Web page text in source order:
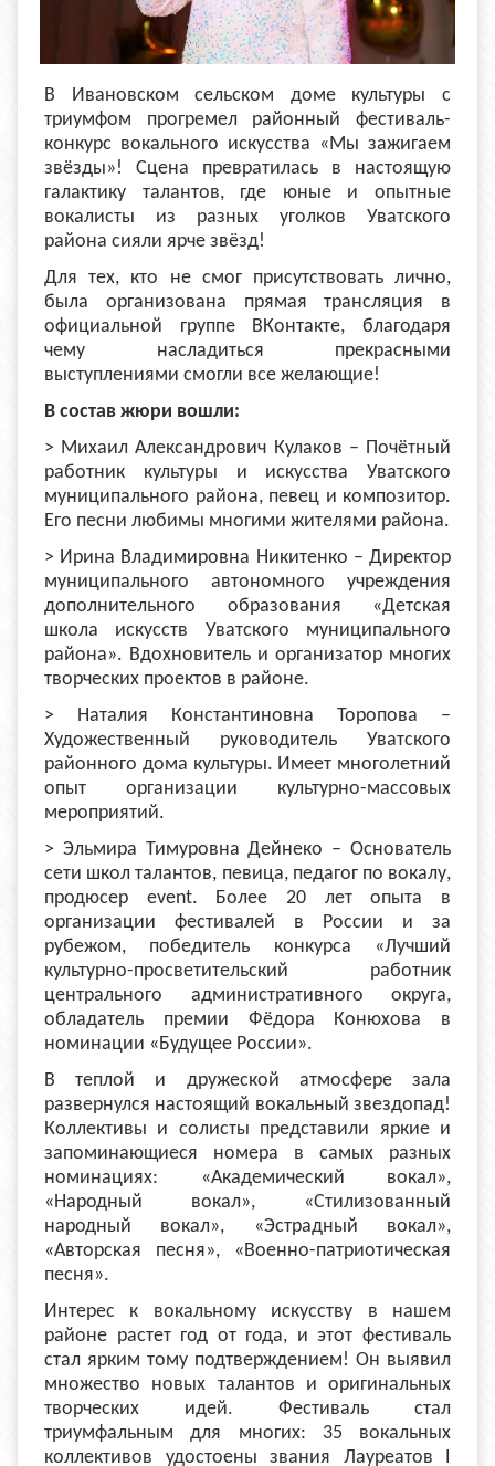
В Ивановском сельском доме культуры с
триумфом прогремел районный фестиваль-
конкурс вокального искусства «Мы зажигаем
звёзды»! Сцена превратилась в настоящую
галактику талантов, где юные и опытные
вокалисты из разных уголков Уватского
района сияли ярче звёзд!
Для тех, кто не смог присутствовать лично,
была организована прямая трансляция в
официальной группе ВКонтакте, благодаря
чему насладиться прекрасными
выступлениями смогли все желающие!
В состав жюри вошли:
> Михаил Александрович Кулаков – Почётный
работник культуры и искусства Уватского
муниципального района, певец и композитор.
Его песни любимы многими жителями района.
> Ирина Владимировна Никитенко – Директор
муниципального автономного учреждения
дополнительного образования «Детская
школа искусств Уватского муниципального
района». Вдохновитель и организатор многих
творческих проектов в районе.
> Наталия Константиновна Торопова –
Художественный руководитель Уватского
районного дома культуры. Имеет многолетний
опыт организации культурно-массовых
мероприятий.
> Эльмира Тимуровна Дейнеко – Основатель
сети школ талантов, певица, педагог по вокалу,
продюсер event. Более 20 лет опыта в
организации фестивалей в России и за
рубежом, победитель конкурса «Лучший
культурно-просветительский работник
центрального административного округа,
обладатель премии Фёдора Конюхова в
номинации «Будущее России».
В теплой и дружеской атмосфере зала
развернулся настоящий вокальный звездопад!
Коллективы и солисты представили яркие и
запоминающиеся номера в самых разных
номинациях: «Академический вокал»,
«Народный вокал», «Стилизованный
народный вокал», «Эстрадный вокал»,
«Авторская песня», «Военно-патриотическая
песня».
Интерес к вокальному искусству в нашем
районе растет год от года, и этот фестиваль
стал ярким тому подтверждением! Он выявил
множество новых талантов и оригинальных
творческих идей. Фестиваль стал
триумфальным для многих: 35 вокальных
коллективов удостоены звания Лауреатов I